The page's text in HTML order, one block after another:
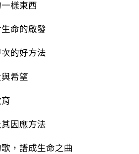
樣東西
命的啟發
的好方法
希望
因應方法
，譜成生命之曲